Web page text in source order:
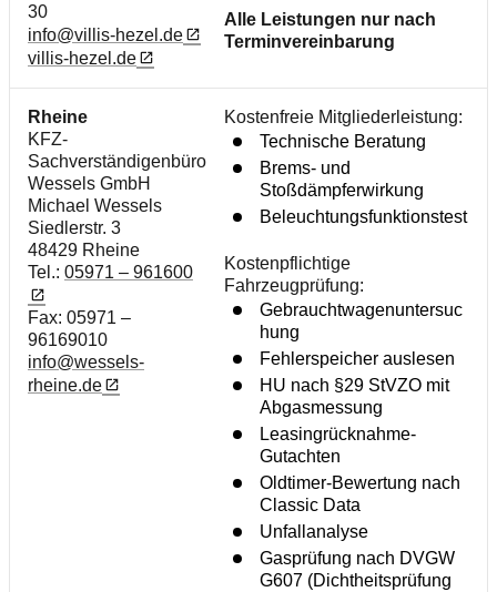
30
info@villis-hezel.de
villis-hezel.de
Alle Leistungen nur nach
Terminvereinbarung
Rheine
KFZ-
Sachverständigenbüro
Wessels GmbH
Michael Wessels
Siedlerstr. 3
48429 Rheine
Tel.: 05971 – 961600
Fax: 05971 –
96169010
info@wessels-
rheine.de
Kostenfreie Mitgliederleistung:
Technische Beratung
Brems- und
Stoßdämpferwirkung
Beleuchtungsfunktionstest
Kostenpflichtige
Fahrzeugprüfung:
Gebrauchtwagenuntersuc
hung
Fehlerspeicher auslesen
HU nach §29 StVZO mit
Abgasmessung
Leasingrücknahme-
Gutachten
Oldtimer-Bewertung nach
Classic Data
Unfallanalyse
Gasprüfung nach DVGW
G607 (Dichtheitsprüfung